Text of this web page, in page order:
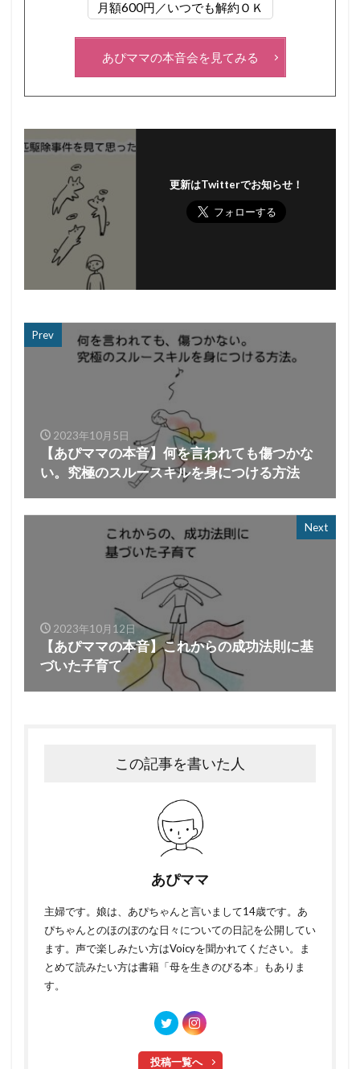
月額600円／いつでも解約ＯＫ
あぴママの本音会を見てみる
更新はTwitterでお知らせ！
Prev
2023年10月5日
【あぴママの本音】何を言われても傷つかな
い。究極のスルースキルを身につける方法
Next
2023年10月12日
【あぴママの本音】これからの成功法則に基
づいた子育て
この記事を書いた人
あぴママ
主婦です。娘は、あぴちゃんと言いまして14歳です。あ
ぴちゃんとのほのぼのな日々についての日記を公開してい
ます。声で楽しみたい方はVoicyを聞かれてください。ま
とめて読みたい方は書籍「母を生きのびる本」もありま
す。
投稿一覧へ